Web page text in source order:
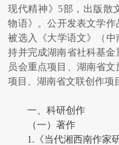
现代精神》5部，出版散
物语》。公开发表文学作
被选入《大学语文》（中
持并完成湖南省社科基
员会重点项目、湖南省
项目、湖南省文联创作项
一、科研创作
（一）著作
1.《当代湘西南作家